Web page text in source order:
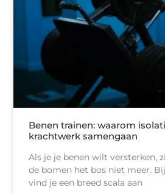
Benen trainen: waarom
krachtwerk samengaan
Als je je benen wilt versterken,
de bomen het bos niet meer.
vind je een breed scala aan